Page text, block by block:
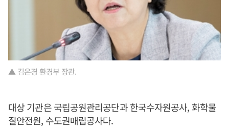
▲ 김은경 환경부 장관.
대상 기관은 국립공원관리공단과 한국수자원공사, 화학물
질안전원, 수도권매립공사다.